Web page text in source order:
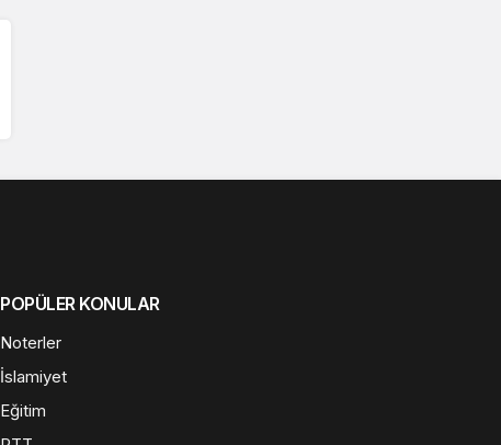
POPÜLER KONULAR
Noterler
İslamiyet
Eğitim